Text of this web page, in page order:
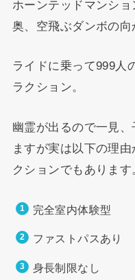
ホーンテッドマンシ
奥、空飛ぶダンボの向
ライドに乗って999人
ラクション。
幽霊が出るので一見
ますが実は以下の理
クションでもあります
完全室内体験型
ファストパスあり
身長制限なし